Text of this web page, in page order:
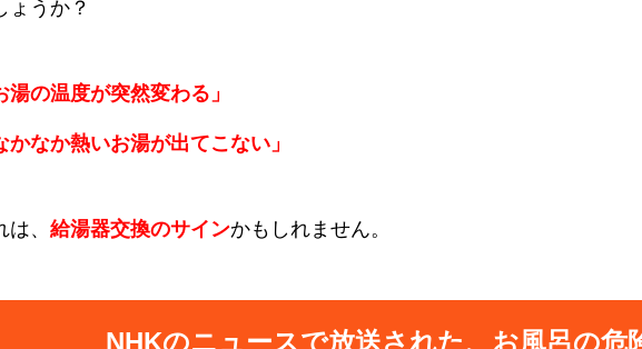
ょうか？
湯の温度が突然変わる」
かなか熱いお湯が出てこない」
は、 給湯器交換のサインかもしれません。
NHKのニュースで放送された、お風呂の危